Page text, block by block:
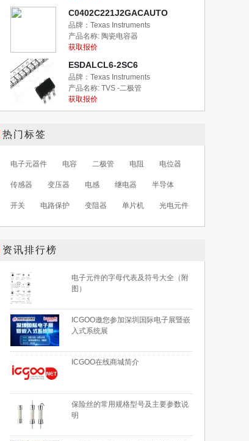
C0402C221J2GACAUTO
品牌：Texas Instruments
产品名称: 陶瓷电容器
获取报价
ESDALCL6-2SC6
品牌：Texas Instruments
产品名称: TVS -二极管
获取报价
热门标签
电子元器件 电容 二极管 电阻 电位器
传感器 变压器 电感 继电器 半导体
开关 电路保护 变阻器 单片机 光电元件
资讯排行榜
电子元件的字母代表及符号大全（附
图）
ICGOO邀您参加深圳国际电子展暨嵌
入式系统展
ICGOO在线商城简介
保险丝的常用规格型号及主要参数说
明